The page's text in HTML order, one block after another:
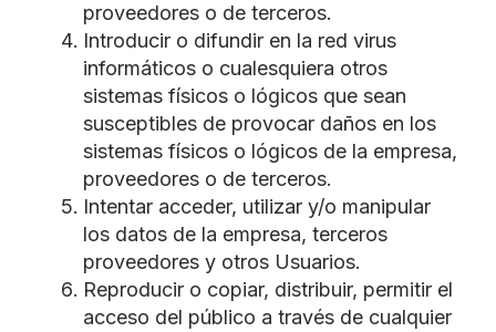
proveedores o de terceros.
Introducir o difundir en la red virus
informáticos o cualesquiera otros
sistemas físicos o lógicos que sean
susceptibles de provocar daños en los
sistemas físicos o lógicos de la empresa,
proveedores o de terceros.
Intentar acceder, utilizar y/o manipular
los datos de la empresa, terceros
proveedores y otros Usuarios.
Reproducir o copiar, distribuir, permitir el
acceso del público a través de cualquier